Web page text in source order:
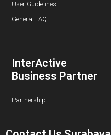
User Guidelines
General FAQ
InterActive
Business Partner
Partnership